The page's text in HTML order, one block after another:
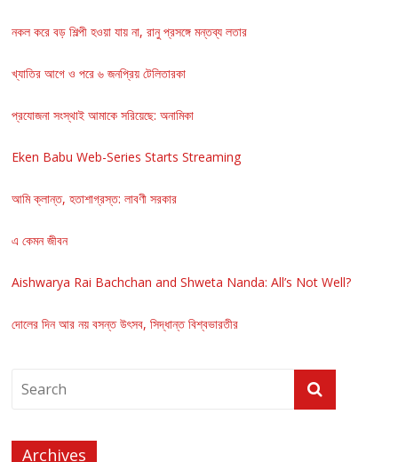
নকল করে বড় শিল্পী হওয়া যায় না, রানু প্রসঙ্গে মন্তব্য লতার
খ্যাতির আগে ও পরে ৬ জনপ্রিয় টেলিতারকা
প্রযোজনা সংস্থাই আমাকে সরিয়েছে: অনামিকা
Eken Babu Web-Series Starts Streaming
আমি ক্লান্ত, হতাশাগ্রস্ত: লাবণী সরকার
এ কেমন জীবন
Aishwarya Rai Bachchan and Shweta Nanda: All’s Not Well?
দোলের দিন আর নয় বসন্ত উৎসব, সিদ্ধান্ত বিশ্বভারতীর
Archives